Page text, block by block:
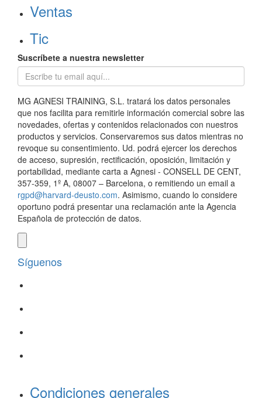
Ventas
Tic
Suscríbete a nuestra newsletter
MG AGNESI TRAINING, S.L. tratará los datos personales
que nos facilita para remitirle información comercial sobre las
novedades, ofertas y contenidos relacionados con nuestros
productos y servicios. Conservaremos sus datos mientras no
revoque su consentimiento. Ud. podrá ejercer los derechos
de acceso, supresión, rectificación, oposición, limitación y
portabilidad, mediante carta a Agnesi - CONSELL DE CENT,
357-359, 1º A, 08007 – Barcelona, o remitiendo un email a
rgpd@harvard-deusto.com. Asimismo, cuando lo considere
oportuno podrá presentar una reclamación ante la Agencia
Española de protección de datos.
Síguenos
Condiciones generales